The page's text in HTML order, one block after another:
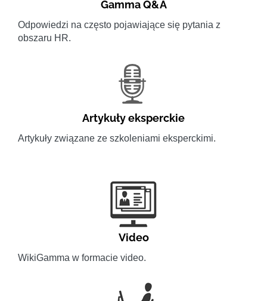
Gamma Q&A
Odpowiedzi na często pojawiające się pytania z
obszaru HR.
Artykuły eksperckie
Artykuły związane ze szkoleniami eksperckimi.
Video
WikiGamma w formacie video.